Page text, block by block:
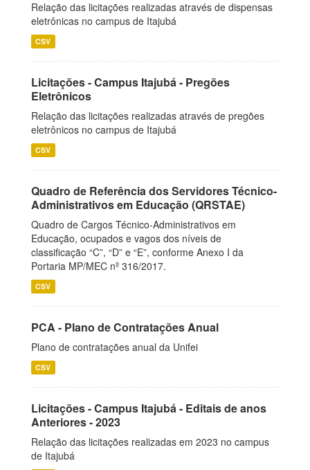
Relação das licitações realizadas através de dispensas
eletrônicas no campus de Itajubá
CSV
Licitações - Campus Itajubá - Pregões
Eletrônicos
Relação das licitações realizadas através de pregões
eletrônicos no campus de Itajubá
CSV
Quadro de Referência dos Servidores Técnico-
Administrativos em Educação (QRSTAE)
Quadro de Cargos Técnico-Administrativos em
Educação, ocupados e vagos dos níveis de
classificação “C”, “D” e “E”, conforme Anexo I da
Portaria MP/MEC nº 316/2017.
CSV
PCA - Plano de Contratações Anual
Plano de contratações anual da Unifei
CSV
Licitações - Campus Itajubá - Editais de anos
Anteriores - 2023
Relação das licitações realizadas em 2023 no campus
de Itajubá